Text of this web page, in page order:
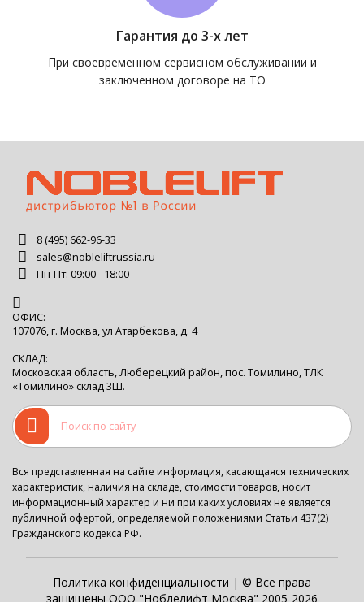
Гарантия до 3-х лет
При своевременном сервисном обслуживании и
заключенном договоре на ТО
8 (495) 662-96-33
sales@nobleliftrussia.ru
Пн-Пт: 09:00 - 18:00
ОФИС:
107076, г. Москва, ул Атарбекова, д. 4
СКЛАД:
Московская область, Люберецкий район, пос. Томилино, ТЛК
«Томилино» склад 3Ш.
Вся представленная на сайте информация, касающаяся технических
характеристик, наличия на складе, стоимости товаров, носит
информационный характер и ни при каких условиях не является
публичной офертой, определяемой положениями Статьи 437(2)
Гражданского кодекса РФ.
Политика конфиденциальности | © Все права
защищены ООО "Ноблелифт Москва" 2005-2026